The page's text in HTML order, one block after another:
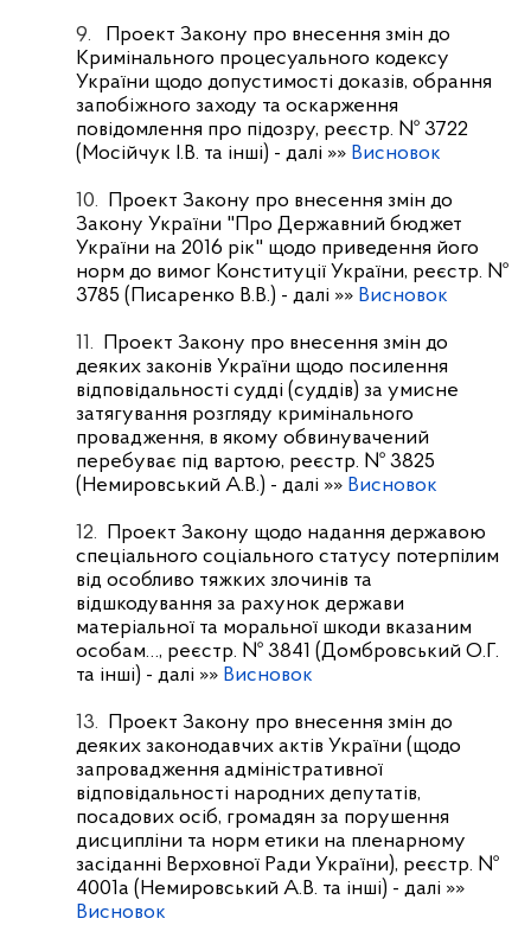
9.
Проект Закону про внесення змін до
Кримінального процесуального кодексу
України щодо допустимості доказів, обрання
запобіжного заходу та оскарження
повідомлення про підозру, реєстр. № 3722
(Мосійчук І.В. та інші) - далі »» Висновок
10.
Проект Закону про внесення змін до
Закону України "Про Державний бюджет
України на 2016 рік" щодо приведення його
норм до вимог Конституції України, реєстр. №
3785 (Писаренко В.В.) - далі »» Висновок
11.
Проект Закону про внесення змін до
деяких законів України щодо посилення
відповідальності судді (суддів) за умисне
затягування розгляду кримінального
провадження, в якому обвинувачений
перебуває під вартою, реєстр. № 3825
(Немировський А.В.) - далі »» Висновок
12.
Проект Закону щодо надання державою
спеціального соціального статусу потерпілим
від особливо тяжких злочинів та
відшкодування за рахунок держави
матеріальної та моральної шкоди вказаним
особам…, реєстр. № 3841 (Домбровський О.Г.
та інші) - далі »» Висновок
13.
Проект Закону про внесення змін до
деяких законодавчих актів України (щодо
запровадження адміністративної
відповідальності народних депутатів,
посадових осіб, громадян за порушення
дисципліни та норм етики на пленарному
засіданні Верховної Ради України), реєстр. №
4001а (Немировський А.В. та інші) - далі »»
Висновок